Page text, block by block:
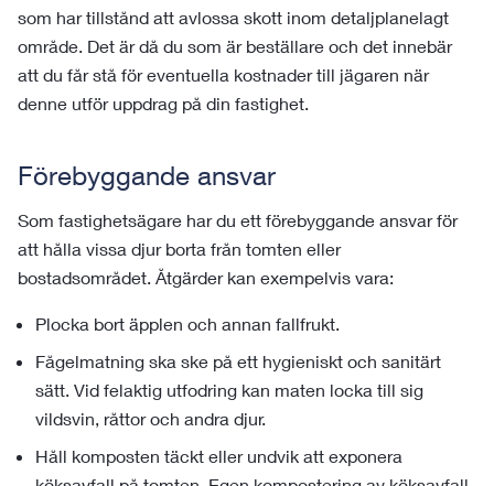
som har tillstånd att avlossa skott inom detaljplanelagt
område. Det är då du som är beställare och det innebär
att du får stå för eventuella kostnader till jägaren när
denne utför uppdrag på din fastighet.
Förebyggande ansvar
Som fastighetsägare har du ett förebyggande ansvar för
att hålla vissa djur borta från tomten eller
bostadsområdet. Åtgärder kan exempelvis vara:
Plocka bort äpplen och annan fallfrukt.
Fågelmatning ska ske på ett hygieniskt och sanitärt
sätt. Vid felaktig utfodring kan maten locka till sig
vildsvin, råttor och andra djur.
Håll komposten täckt eller undvik att exponera